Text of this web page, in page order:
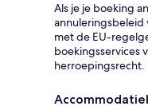
Als je je boeking
annuleringsbeleid
met de EU-
boekingsservices
herroepingsrecht.